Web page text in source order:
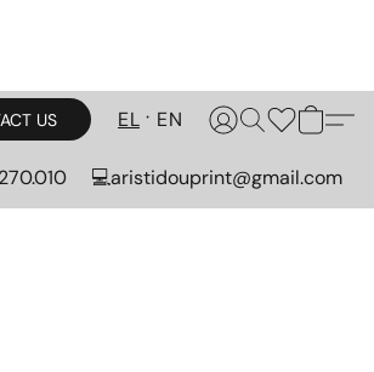
US EL EN
💻aristidouprint@gmail.com